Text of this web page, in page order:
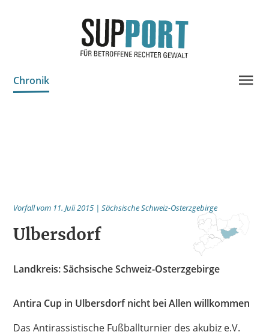
Chronik
Publikationen
Bildungsangebote
Vorfall vom 11. Juli 2015 | Sächsische Schweiz-Osterzgebirge
Ulbersdorf
Landkreis: Sächsische Schweiz-Osterzgebirge
Antira Cup in Ulbersdorf nicht bei Allen willkommen
Das Antirassistische Fußballturnier des akubiz e.V.